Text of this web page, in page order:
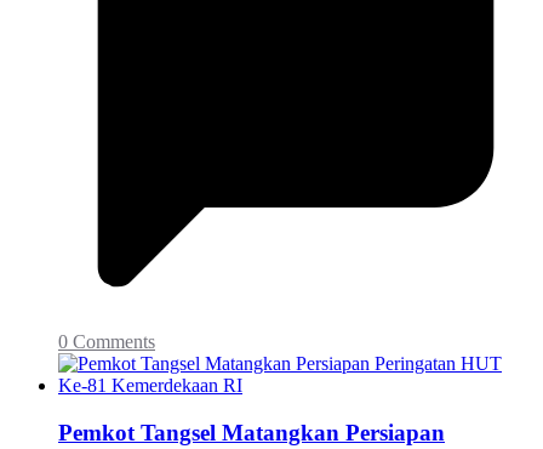
0 Comments
Pemkot Tangsel Matangkan Persiapan